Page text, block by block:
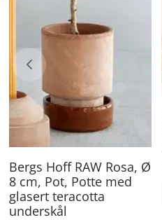
Bergs Hoff RAW Rosa, Ø
8 cm, Pot, Potte med
glasert teracotta
underskål